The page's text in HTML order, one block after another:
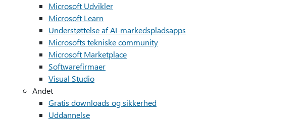
Microsoft Udvikler
Microsoft Learn
Understøttelse af AI-markedspladsapps
Microsofts tekniske community
Microsoft Marketplace
Softwarefirmaer
Visual Studio
Andet
Gratis downloads og sikkerhed
Uddannelse